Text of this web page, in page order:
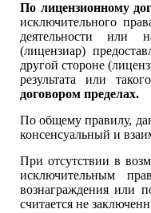
По лицензионному
исключительного
деятельности или
(лицензиар)
другой стороне
результата или
договором пределах.
По общему правилу,
консенсуальный и
При отсутствии в
исключительным
вознаграждения или
считается не